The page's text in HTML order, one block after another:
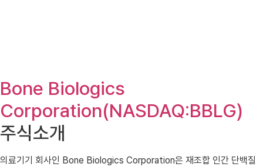
Bone Biologics
Corporation(NASDAQ:BBLG)
주식소개
의료기기 회사인 Bone Biologics Corporation은 재조합 인간 단백질